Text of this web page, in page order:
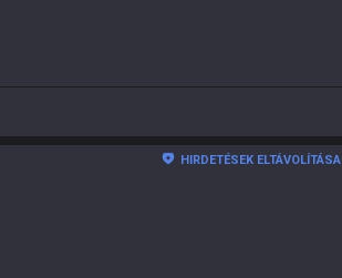
HIRDETÉSEK ELTÁVOLÍTÁSA